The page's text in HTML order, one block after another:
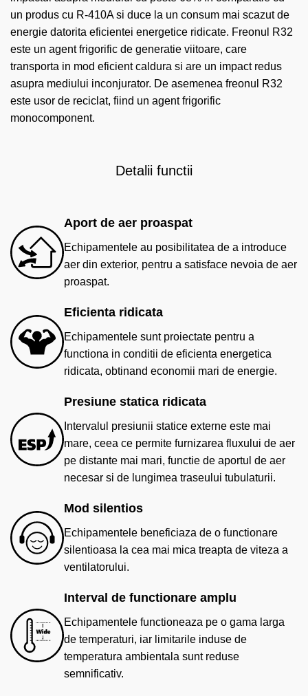
un produs cu R-410A si duce la un consum mai scazut de
energie datorita eficientei energetice ridicate. Freonul R32
este un agent frigorific de generatie viitoare, care
transporta in mod eficient caldura si are un impact redus
asupra mediului inconjurator. De asemenea freonul R32
este usor de reciclat, fiind un agent frigorific
monocomponent.
Detalii functii
Aport de aer proaspat
Echipamentele au posibilitatea de a introduce
aer din exterior, pentru a satisface nevoia de aer
proaspat.
Eficienta ridicata
Echipamentele sunt proiectate pentru a
functiona in conditii de eficienta energetica
ridicata, obtinand economii mari de energie.
Presiune statica ridicata
Intervalul presiunii statice externe este mai
mare, ceea ce permite furnizarea fluxului de aer
pe distante mai mari, functie de aportul de aer
necesar si de lungimea traseului tubulaturii.
Mod silentios
Echipamentele beneficiaza de o functionare
silentioasa la cea mai mica treapta de viteza a
ventilatorului.
Interval de functionare amplu
Echipamentele functioneaza pe o gama larga
de temperaturi, iar limitarile induse de
temperatura ambientala sunt reduse
semnificativ.